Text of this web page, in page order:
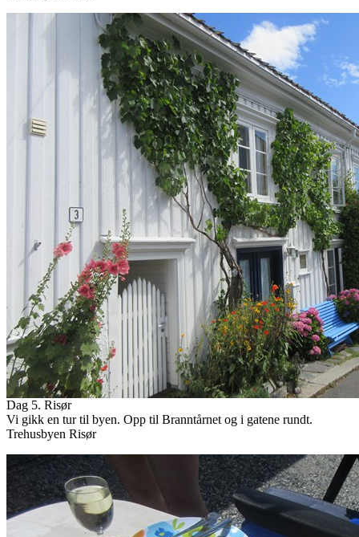
Dag 5. Risør
Vi gikk en tur til byen. Opp til Branntårnet og i gatene rundt.
Trehusbyen Risør